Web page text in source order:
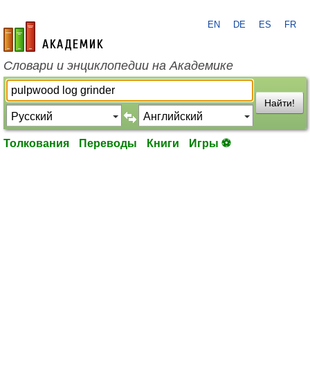
academic.ru
EN DE ES FR
Словари и энциклопедии на Академике
Найти!
Толкования Переводы Книги Игры ⚽